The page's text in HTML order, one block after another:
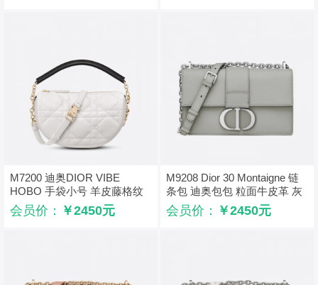
M7200 迪奥DIOR VIBE
HOBO 手袋小号 羊皮藤格纹
饺子包 白色
会员价： ￥2450元
M9208 Dior 30 Montaigne 链
条包 迪奥包包 粒面牛皮革 灰
色
会员价： ￥2450元